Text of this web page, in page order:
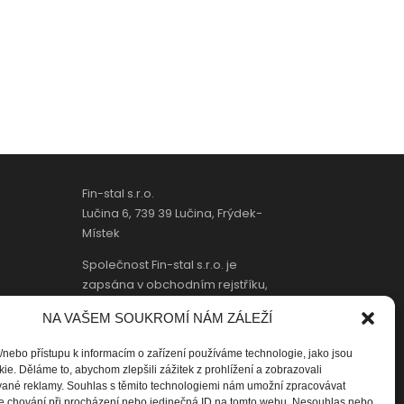
NA VAŠEM SOUKROMÍ NÁM ZÁLEŽÍ
nebo přístupu k informacím o zařízení používáme technologie, jako jsou
Děláme to, abychom zlepšili zážitek z prohlížení a zobrazovali
reklamy. Souhlas s těmito technologiemi nám umožní zpracovávat
Fin-stal s.r.o.
Lučina 6, 739 39 Lučina, Frýdek-
Místek
Společnost Fin-stal s.r.o. je
zapsána v obchodním rejstříku,
Ostravě, oddíl C, vložka 41182.
Tel/fax:+(420) 558 689 004
E-mail:fin-stal@fin-stal.cz